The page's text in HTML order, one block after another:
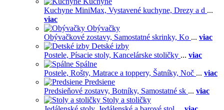
Kuchyne MiniMax, Vystavené kuchyne, Drezy a d ...
viac
Obývačky
Obývačkové zostavy, Samostatné skrinky, Ko ... viac
Detské izby
Postele, Písacie stoly, Kancelárske stoličky ... viac
Spálne
Postele, Rošty, Matrace a toppery, Šatníky, Noč ... viac
Predsiene
Predsieňové zostavy, Botníky, Samostatné sk ... viac
Stoly a stoličky